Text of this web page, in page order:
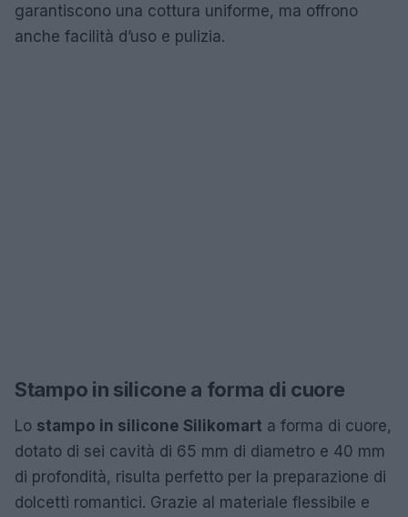
garantiscono una cottura uniforme, ma offrono
anche facilità d’uso e pulizia.
Stampo in silicone a forma di cuore
Lo stampo in silicone Silikomart a forma di cuore,
dotato di sei cavità di 65 mm di diametro e 40 mm
di profondità, risulta perfetto per la preparazione di
dolcetti romantici. Grazie al materiale flessibile e